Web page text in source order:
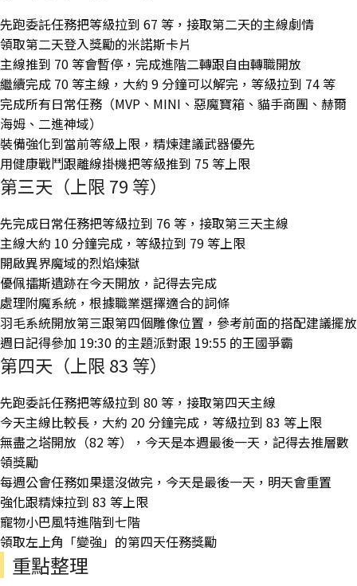
先跑委託任務把等級拉到 67 等，接取第二天的主線劇情
領取第二天登入獎勵的米諾斯卡片
主線推到 70 等會暫停，完成進階二轉跟自由轉職開放
繼續完成 70 等主線，大約 9 分鐘可以解完，等級拉到 74 等
完成所有日常任務（MVP、MINI、惡魔寶箱、貓手商團、赫爾
海姆、二進神域）
裝備強化到當前等級上限，精煉建議武器優先
用健康戰鬥跟離線掛機把等級推到 75 等上限
第三天（上限 79 等）
先完成日常任務把等級拉到 76 等，接取第三天主線
主線大約 10 分鐘完成，等級拉到 79 等上限
開啟異界魔域的烈焰煉獄
優佩擂斯遺跡在今天開放，記得去完成
處理附魔系統，根據職業選擇適合的詞條
羽毛系統開放第三跟第四個雕像位置，參考前面的搭配建議擺放
週日記得參加 19:30 的主題派對跟 19:55 的王國爭霸
第四天（上限 83 等）
先跑委託任務把等級拉到 80 等，接取第四天主線
今天主線比較長，大約 20 分鐘完成，等級拉到 83 等上限
無盡之塔開放（82 等），今天是本週最後一天，記得去推層數
領獎勵
每週公會任務如果還沒做完，今天是最後一天，明天會重置
強化跟精煉拉到 83 等上限
寵物小巴風特進階到七階
領取左上角「變強」的第四天任務獎勵
重點整理